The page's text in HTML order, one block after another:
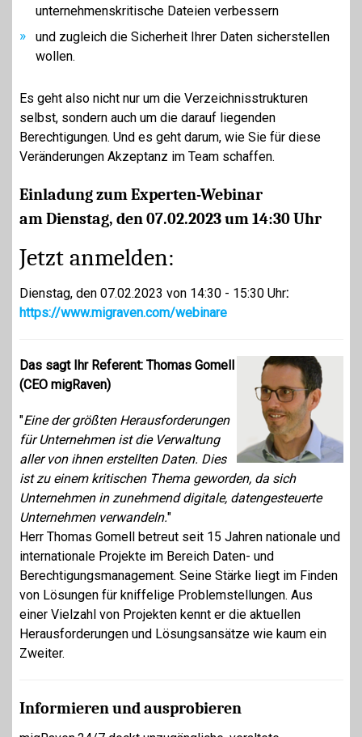
unternehmenskritische Dateien verbessern
und zugleich die Sicherheit Ihrer Daten sicherstellen
wollen.
Es geht also nicht nur um die Verzeichnisstrukturen
selbst, sondern auch um die darauf liegenden
Berechtigungen. Und es geht darum, wie Sie für diese
Veränderungen Akzeptanz im Team schaffen.
Einladung zum Experten-Webinar
am Dienstag, den 07.02.2023 um 14:30 Uhr
Jetzt anmelden:
Dienstag, den 07.02.2023 von 14:30 - 15:30 Uhr:
https://www.migraven.com/webinare
Das sagt Ihr Referent: Thomas Gomell
(CEO migRaven)
"Eine der größten Herausforderungen
für Unternehmen ist die Verwaltung
aller von ihnen erstellten Daten. Dies
ist zu einem kritischen Thema geworden, da sich
Unternehmen in zunehmend digitale, datengesteuerte
Unternehmen verwandeln."
Herr Thomas Gomell betreut seit 15 Jahren nationale und
internationale Projekte im Bereich Daten- und
Berechtigungsmanagement. Seine Stärke liegt im Finden
von Lösungen für kniffelige Problemstellungen. Aus
einer Vielzahl von Projekten kennt er die aktuellen
Herausforderungen und Lösungsansätze wie kaum ein
Zweiter.
Informieren und ausprobieren